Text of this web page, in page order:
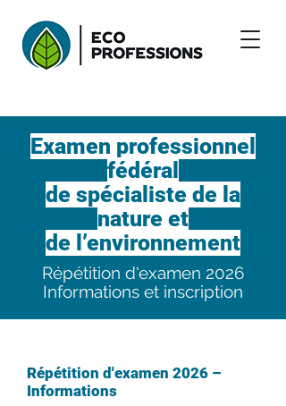
Examen professionnel
fédéral
de spécialiste de la
nature et
de l’environnement
Répétition d'examen 2026
Informations et inscription
Répétition d'examen 2026 –
Informations